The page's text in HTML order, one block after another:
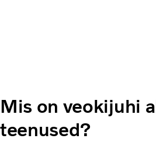
Mis on veokijuhi
teenused?